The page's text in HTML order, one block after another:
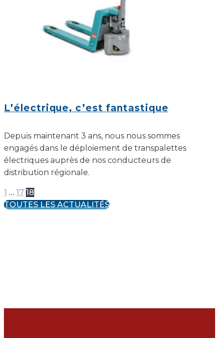
L’électrique, c’est fantastique
Depuis maintenant 3 ans, nous nous sommes
engagés dans le déploiement de transpalettes
électriques auprès de nos conducteurs de
distribution régionale.
1 … 17 18
TOUTES LES ACTUALITÉS